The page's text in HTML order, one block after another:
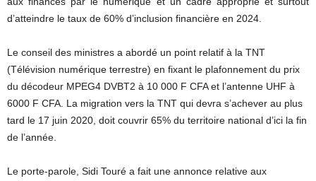
d’atteindre le taux de 60% d’inclusion financière en 2024.
Le conseil des ministres a abordé un point relatif à la TNT
(Télévision numérique terrestre) en fixant le plafonnement du prix
du décodeur MPEG4 DVBT2 à 10 000 F CFA et l’antenne UHF à
6000 F CFA. La migration vers la TNT qui devra s’achever au plus
tard le 17 juin 2020, doit couvrir 65% du territoire national d’ici la fin
de l’année.
Le porte-parole, Sidi Touré a fait une annonce relative aux